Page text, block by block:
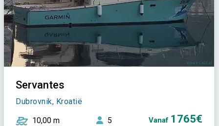
Servantes
Dubrovnik, Kroatië
10,00 m 5 Vanaf 1765€